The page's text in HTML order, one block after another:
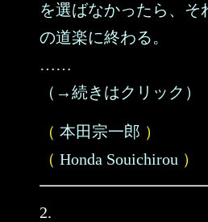
を選ばなかったら、そ
の道楽に終わる。
……
（→続きはクリック）
（ 本田宗一郎 ）
（ Honda Souichirou ）
2.